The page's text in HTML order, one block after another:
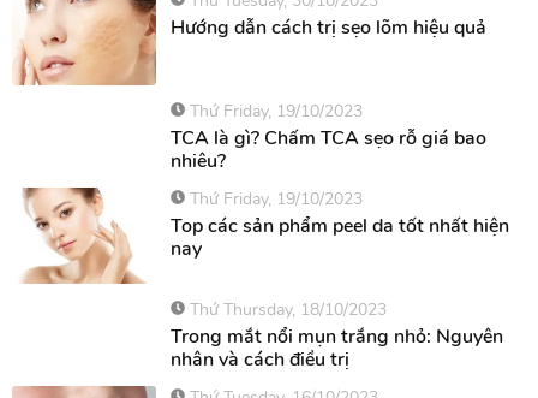
Hướng dẫn cách trị sẹo lõm hiệu quả
Thứ Friday, 19/10/2023
TCA là gì? Chấm TCA sẹo rỗ giá bao
nhiêu?
Thứ Friday, 19/10/2023
Top các sản phẩm peel da tốt nhất hiện
Thứ Thursday, 18/10/2023
Trong mắt nổi mụn trắng nhỏ: Nguyên
nhân và cách điều trị